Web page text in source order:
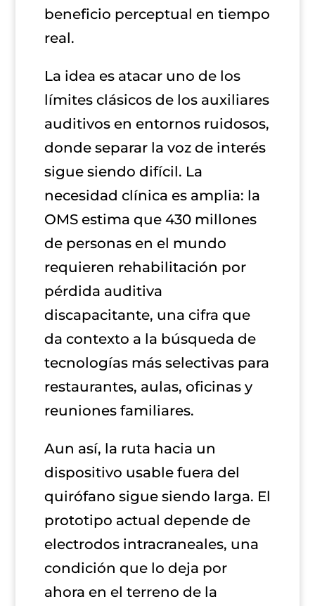
beneficio perceptual en tiempo
real.
La idea es atacar uno de los
límites clásicos de los auxiliares
auditivos en entornos ruidosos,
donde separar la voz de interés
sigue siendo difícil. La
necesidad clínica es amplia: la
OMS estima que 430 millones
de personas en el mundo
requieren rehabilitación por
pérdida auditiva
discapacitante, una cifra que
da contexto a la búsqueda de
tecnologías más selectivas para
restaurantes, aulas, oficinas y
reuniones familiares.
Aun así, la ruta hacia un
dispositivo usable fuera del
quirófano sigue siendo larga. El
prototipo actual depende de
electrodos intracraneales, una
condición que lo deja por
ahora en el terreno de la